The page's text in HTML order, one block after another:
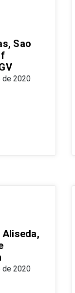
Sao
de 2020
de 2020